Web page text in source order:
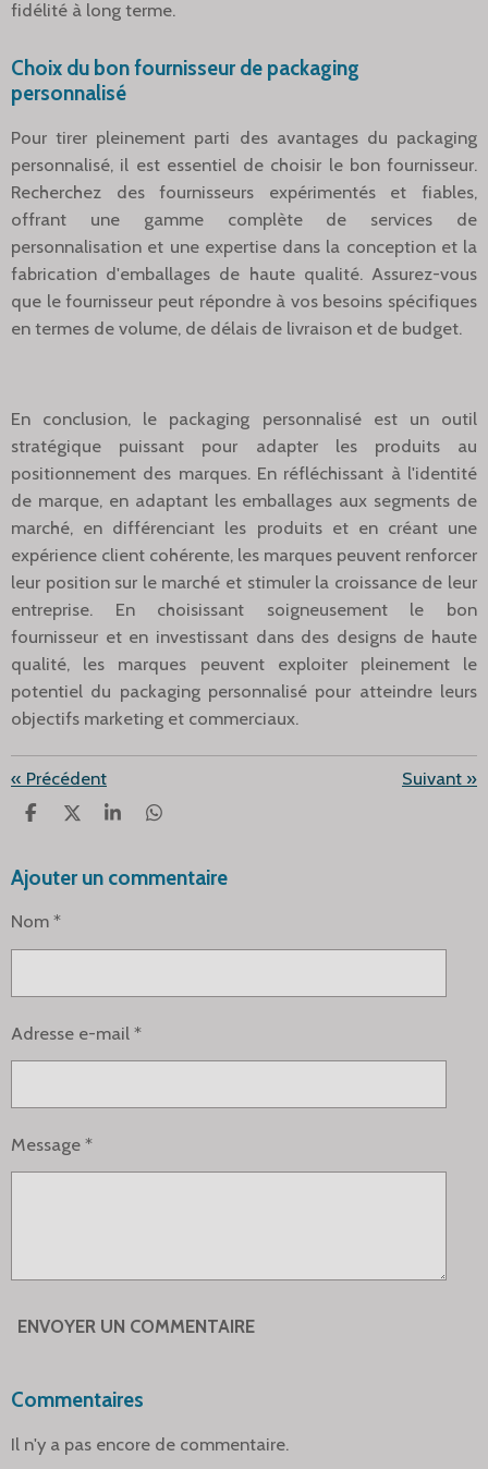
fidélité à long terme.
Choix du bon fournisseur de packaging
personnalisé
Pour tirer pleinement parti des avantages du packaging
personnalisé, il est essentiel de choisir le bon fournisseur.
Recherchez des fournisseurs expérimentés et fiables,
offrant une gamme complète de services de
personnalisation et une expertise dans la conception et la
fabrication d'emballages de haute qualité. Assurez-vous
que le fournisseur peut répondre à vos besoins spécifiques
en termes de volume, de délais de livraison et de budget.
En conclusion, le packaging personnalisé est un outil
stratégique puissant pour adapter les produits au
positionnement des marques. En réfléchissant à l'identité
de marque, en adaptant les emballages aux segments de
marché, en différenciant les produits et en créant une
expérience client cohérente, les marques peuvent renforcer
leur position sur le marché et stimuler la croissance de leur
entreprise. En choisissant soigneusement le bon
fournisseur et en investissant dans des designs de haute
qualité, les marques peuvent exploiter pleinement le
potentiel du packaging personnalisé pour atteindre leurs
objectifs marketing et commerciaux.
« Précédent Suivant »
P
T
E
R
P
T
R
P
T
R
P
T
R
Ajouter un commentaire
Nom *
Adresse e-mail *
Message *
ENVOYER UN COMMENTAIRE
Commentaires
Il n'y a pas encore de commentaire.